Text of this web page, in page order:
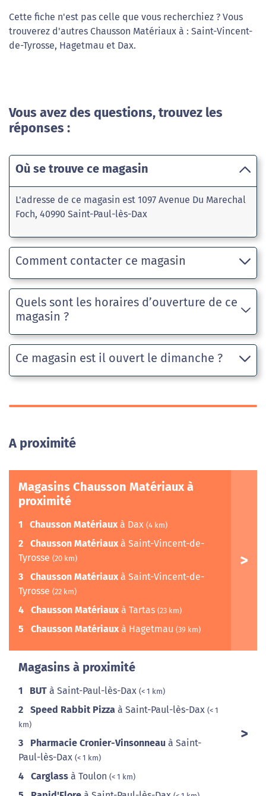
Cette fiche n'est pas celle que vous recherchiez ? Vous
trouverez d'autres Chausson Matériaux à : Saint-Vincent-
de-Tyrosse, Hagetmau et Dax.
Vous avez des questions, trouvez les
réponses :
Où se trouve ce magasin
L'adresse de ce magasin est 1097 Avenue Du Marechal
Foch, 40990 Saint-Paul-lès-Dax
Comment contacter ce magasin
Quels sont les horaires d’ouverture de ce
magasin ?
Ce magasin est il ouvert le dimanche ?
A proximité
Magasins Chausson Matériaux à
proximité
1 Chausson Matériaux à Dax (4 km)
2 Chausson Matériaux à Saint-Vincent-de-
Tyrosse (20 km)
3 Chausson Matériaux à Saint-Vincent-de-
Tyrosse (22 km)
4 Chausson Matériaux à Tartas (23 km)
5 Chausson Matériaux à Hagetmau (39 km)
Magasins à proximité
1 BUT à Saint-Paul-lès-Dax (< 1 km)
2 Speed Rabbit Pizza à Saint-Paul-lès-Dax (< 1
km)
3 Pharmacie Cronier-Vinsonneau à Saint-
Paul-lès-Dax (< 1 km)
4 Carglass à Toulon (< 1 km)